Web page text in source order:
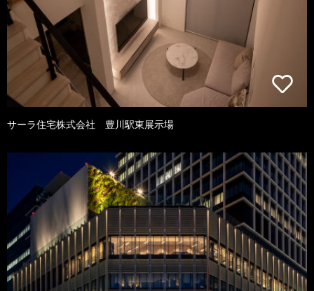
サーラ住宅株式会社 豊川駅東展示場